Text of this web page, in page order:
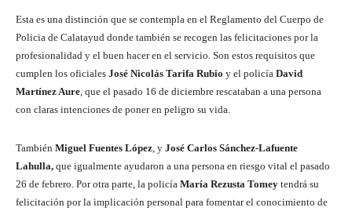
Esta es una distinción que se contempla en el Reglamento del Cuerpo de
Policia de Calatayud donde también se recogen las felicitaciones por la
profesionalidad y el buen hacer en el servicio. Son estos requisitos que
cumplen los oficiales José Nicolás Tarifa Rubio y el policía David
Martínez Aure , que el pasado 16 de diciembre rescataban a una persona
con claras intenciones de poner en peligro su vida.
También Miguel Fuentes López , y José Carlos Sánchez-Lafuente
Lahulla, que igualmente ayudaron a una persona en riesgo vital el pasado
26 de febrero. Por otra parte, la policía María Rezusta Tomey tendrá su
felicitación por la implicación personal para fomentar el conocimiento de